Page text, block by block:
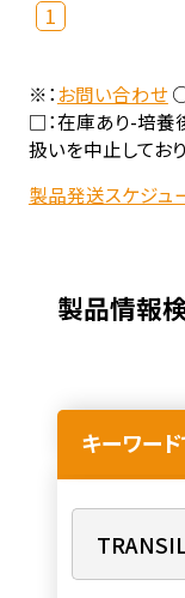
1
※：お問い合わせ○
□：在庫あり-培養
扱いを中止してお
製品発送スケジュ
製品情報
キーワー